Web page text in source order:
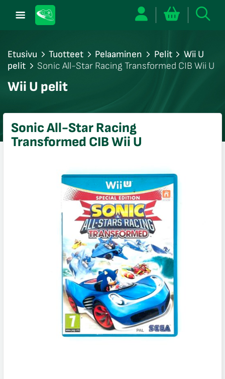
Etusivu Tuotteet Pelaaminen Pelit
Wii U
pelit
Sonic All-Star Racing Transformed CIB Wii U
Wii U pelit
Sonic All-Star Racing
Transformed CIB Wii U
sulje
sulje